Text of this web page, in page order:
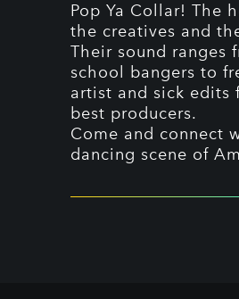
Pop Ya Collar! The
the creatives and
Their sound ranges
school bangers to
artist and sick edits
best producers.
Come and connect
dancing scene of